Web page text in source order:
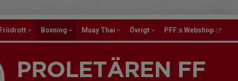
Friidrott Boxning Muay Thai Övrigt PFF:s Webshop
PROLETÄREN FF